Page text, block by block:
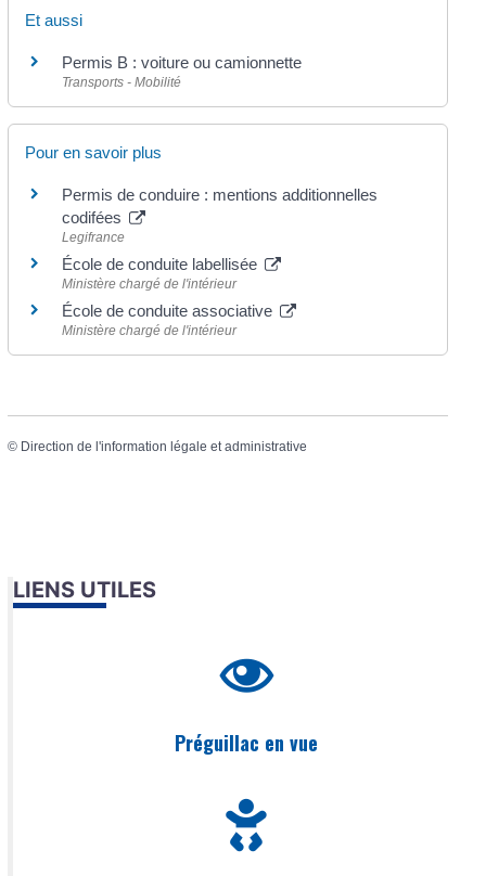
Et aussi
Permis B : voiture ou camionnette
Transports - Mobilité
Pour en savoir plus
Permis de conduire : mentions additionnelles
codifées
Legifrance
École de conduite labellisée
Ministère chargé de l'intérieur
École de conduite associative
Ministère chargé de l'intérieur
© Direction de l'information légale et administrative
LIENS UTILES
Préguillac en vue